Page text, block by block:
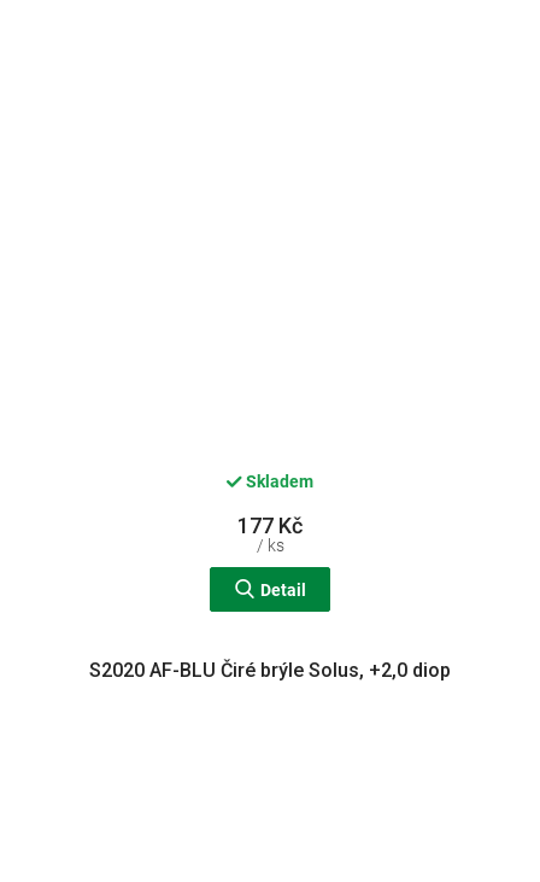
Skladem
177 Kč
/ ks
Detail
S2020 AF-BLU Čiré brýle Solus, +2,0 diop